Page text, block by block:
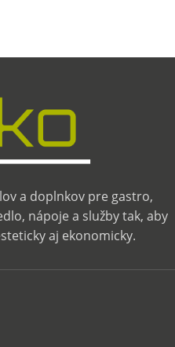
a doplnkov pre gastro,
nápoje a služby tak, aby
aj ekonomicky.